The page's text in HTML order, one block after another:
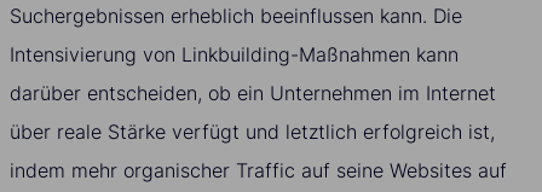
Suchergebnissen erheblich beeinflussen kann. Die
Intensivierung von Linkbuilding-Maßnahmen kann
darüber entscheiden, ob ein Unternehmen im Internet
über reale Stärke verfügt und letztlich erfolgreich ist,
indem mehr organischer Traffic auf seine Websites auf